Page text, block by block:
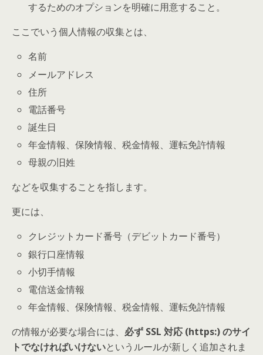
するためのオプションを明確に用意すること。
ここでいう個人情報の収集とは、
名前
メールアドレス
住所
電話番号
誕生日
年金情報、保険情報、税金情報、運転免許情報
母親の旧姓
などを収集することを指します。
更には、
クレジットカード番号（デビットカード番号）
銀行口座情報
小切手情報
電信送金情報
年金情報、保険情報、税金情報、運転免許情報
の情報が必要な場合には、 必ず SSL 対応 (https:) のサイ
トでなければいけないというルールが新しく追加されま